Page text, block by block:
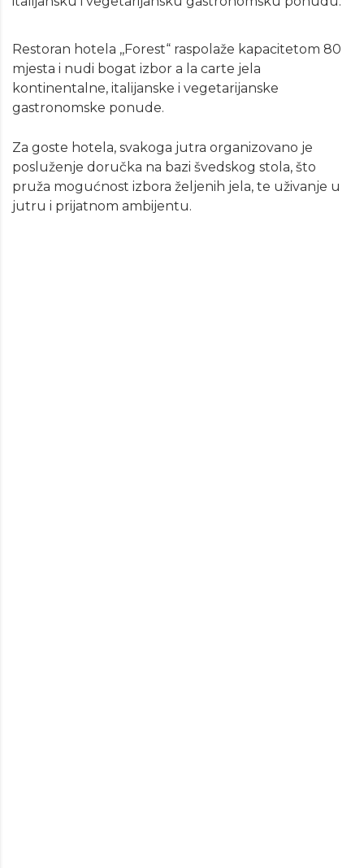
Restoran hotela ,,Forest“ raspolaže kapacitetom 80
mjesta i nudi bogat izbor a la carte jela
kontinentalne, italijanske i vegetarijanske
gastronomske ponude.
Za goste hotela, svakoga jutra organizovano je
posluženje doručka na bazi švedskog stola, što
pruža mogućnost izbora željenih jela, te uživanje u
jutru i prijatnom ambijentu.